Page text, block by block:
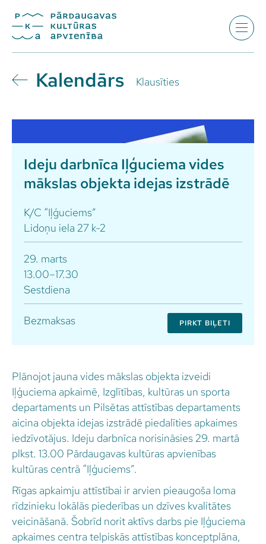
Kalendārs Klausīties
Ideju darbnīca Iļģuciema vides
mākslas objekta idejas izstrādē
K/C “Iļģuciems”
Lidoņu iela 27 k-2
29. marts
13.00–17.30
Sestdiena
Bezmaksas PIRKT BIĻETI
Plānojot jauna vides mākslas objekta izveidi
Iļģuciema apkaimē, Izglītības, kultūras un sporta
departaments un Pilsētas attīstības departaments
aicina objekta idejas izstrādē piedalīties apkaimes
iedzīvotājus. Ideju darbnīca norisināsies 29. martā
plkst. 13.00 Pārdaugavas kultūras apvienības
kultūras centrā “Iļģuciems”.
Rīgas apkaimju attīstībai ir arvien pieaugoša loma
rīdzinieku lokālās piederības un dzīves kvalitātes
veicināšanā. Šobrīd norit aktīvs darbs pie Iļģuciema
apkaimes centra telpiskās attīstības konceptplāna,